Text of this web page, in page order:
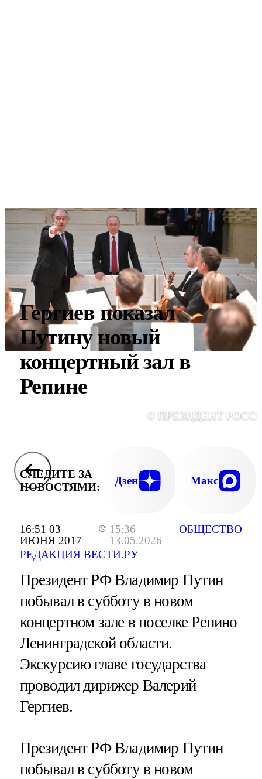
16:51 03
ИЮНЯ 2017
15:36
13.05.2026
РЕДАКЦИЯ ВЕСТИ.РУ
ОБЩЕСТВО
Гергиев показал
Путину новый
концертный зал в
Репине
© ПРЕЗИДЕНТ
СЛЕДИТЕ ЗА
НОВОСТЯМИ:
Дзен Макс
Президент РФ Владимир Путин
побывал в субботу в новом
концертном зале в поселке Репино
Ленинградской области.
Экскурсию главе государства
проводил дирижер Валерий
Гергиев.
Президент РФ Владимир Путин
побывал в субботу в новом